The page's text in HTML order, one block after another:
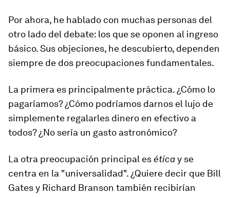
Por ahora, he hablado con muchas personas del
otro lado del debate: los que se oponen al ingreso
básico. Sus objeciones, he descubierto, dependen
siempre de dos preocupaciones fundamentales.
La primera es principalmente práctica. ¿Cómo lo
pagaríamos? ¿Cómo podríamos darnos el lujo de
simplemente regalarles dinero en efectivo a
todos? ¿No sería un gasto astronómico?
La otra preocupación principal es éticay se
centra en la "universalidad". ¿Quiere decir que Bill
Gates y Richard Branson también recibirían